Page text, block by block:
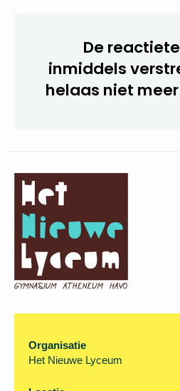
De
inmiddels